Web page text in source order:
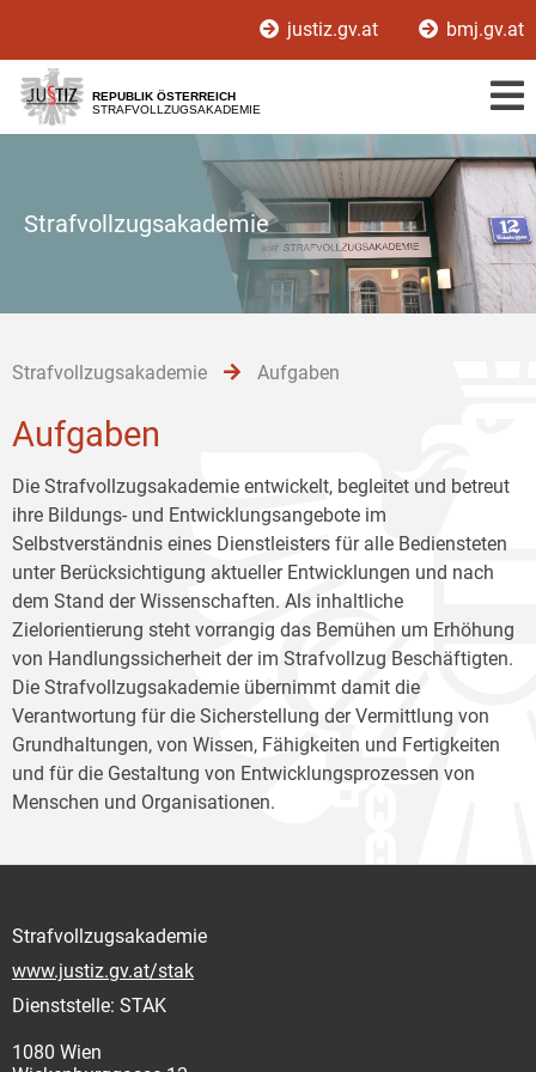
[1]
[2]
[3]
justiz.gv.at bmj.gv.at
REPUBLIK ÖSTERREICH
STRAFVOLLZUGSAKADEMIE
Strafvollzugsakademie
Strafvollzugsakademie Aufgaben
Aufgaben
Die Strafvollzugsakademie entwickelt, begleitet und betreut
ihre Bildungs- und Entwicklungsangebote im
Selbstverständnis eines Dienstleisters für alle Bediensteten
unter Berücksichtigung aktueller Entwicklungen und nach
dem Stand der Wissenschaften. Als inhaltliche
Zielorientierung steht vorrangig das Bemühen um Erhöhung
von Handlungssicherheit der im Strafvollzug Beschäftigten.
Die Strafvollzugsakademie übernimmt damit die
Verantwortung für die Sicherstellung der Vermittlung von
Grundhaltungen, von Wissen, Fähigkeiten und Fertigkeiten
und für die Gestaltung von Entwicklungsprozessen von
Menschen und Organisationen.
Strafvollzugsakademie
www.justiz.gv.at/stak
Dienststelle: STAK
1080 Wien